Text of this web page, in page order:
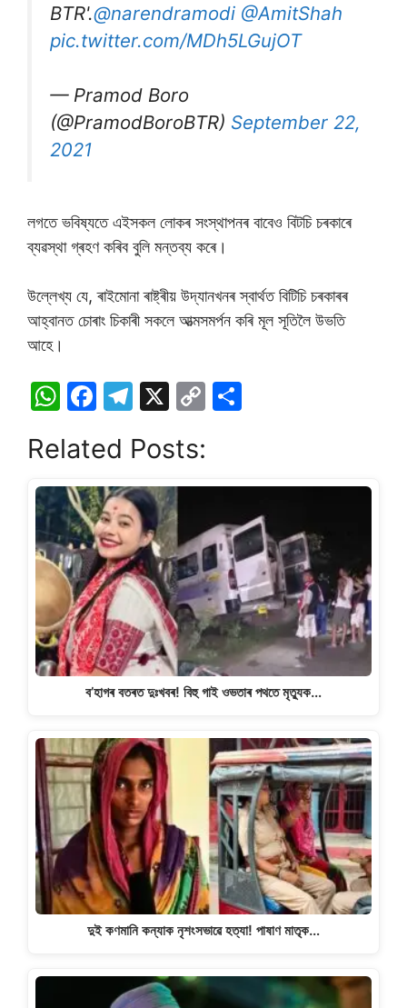
BTR'.@narendramodi @AmitShah
pic.twitter.com/MDh5LGujOT
— Pramod Boro
(@PramodBoroBTR) September 22,
2021
লগতে ভবিষ্যতে এইসকল লোকৰ সংস্থাপনৰ বাবেও বিটচি চৰকাৰে
ব্যৱস্থা গ্ৰহণ কৰিব বুলি মন্তব্য কৰে।
উল্লেখ্য যে, ৰাইমোনা ৰাষ্ট্ৰীয় উদ্যানখনৰ স্বাৰ্থত বিটিচি চৰকাৰৰ
আহ্বানত চোৰাং চিকাৰী সকলে আত্মসমৰ্পন কৰি মূল সূতিলৈ উভতি
আহে।
W
at
s
A
p
p
F
c
e
b
o
o
k
T
e
gr
a
m
X
C
y
n
k
e
Related Posts:
ব’হাগৰ বতৰত দুঃখবৰ! বিহু গাই ওভতাৰ পথতে মৃত্যুক…
দুই কণমানি কন্যাক নৃশংসভাৱে হত্যা! পাষাণ মাতৃক…